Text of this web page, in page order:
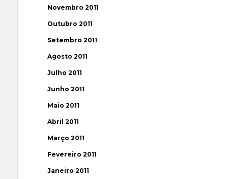
Novembro 2011
Outubro 2011
Setembro 2011
Agosto 2011
Julho 2011
Junho 2011
Maio 2011
Abril 2011
Março 2011
Fevereiro 2011
Janeiro 2011